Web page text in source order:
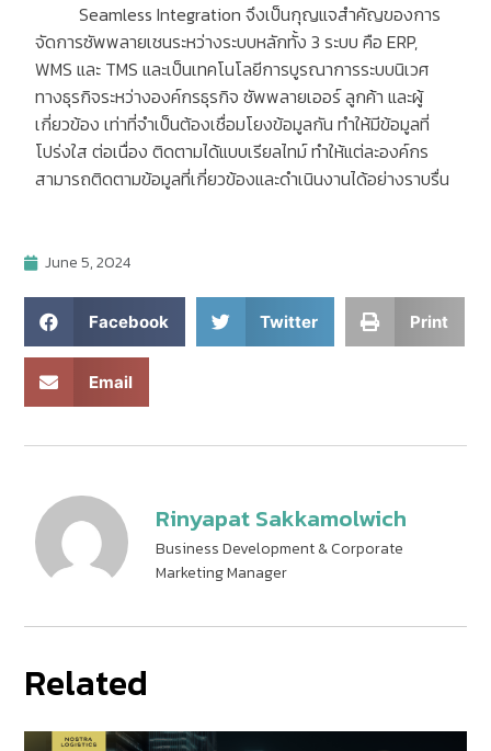
Seamless Integration จึงเป็นกุญแจสำคัญของการ
จัดการซัพพลายเชนระหว่างระบบหลักทั้ง 3 ระบบ คือ ERP,
WMS และ TMS และเป็นเทคโนโลยีการบูรณาการระบบนิเวศ
ทางธุรกิจระหว่างองค์กรธุรกิจ ซัพพลายเออร์ ลูกค้า และผู้
เกี่ยวข้อง เท่าที่จำเป็นต้องเชื่อมโยงข้อมูลกัน ทำให้มีข้อมูลที่
โปร่งใส ต่อเนื่อง ติดตามได้แบบเรียลไทม์ ทำให้แต่ละองค์กร
สามารถติดตามข้อมูลที่เกี่ยวข้องและดำเนินงานได้อย่างราบรื่น
June 5, 2024
Facebook Twitter Print
Email
Rinyapat Sakkamolwich
Business Development & Corporate
Marketing Manager
Related